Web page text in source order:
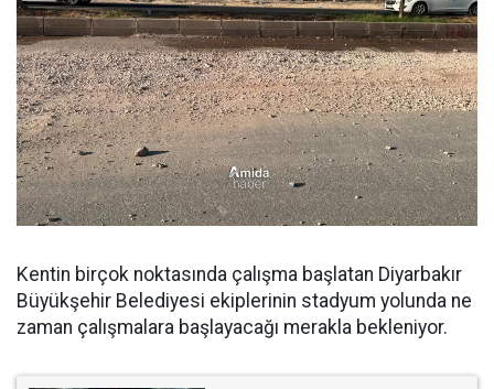
Kentin birçok noktasında çalışma başlatan Diyarbakır
Büyükşehir Belediyesi ekiplerinin stadyum yolunda ne
zaman çalışmalara başlayacağı merakla bekleniyor.